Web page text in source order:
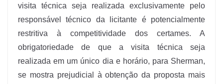
visita técnica seja realizada exclusivamente pelo
responsável técnico da licitante é potencialmente
restritiva à competitividade dos certames. A
obrigatoriedade de que a visita técnica seja
realizada em um único dia e horário, para Sherman,
se mostra prejudicial à obtenção da proposta mais